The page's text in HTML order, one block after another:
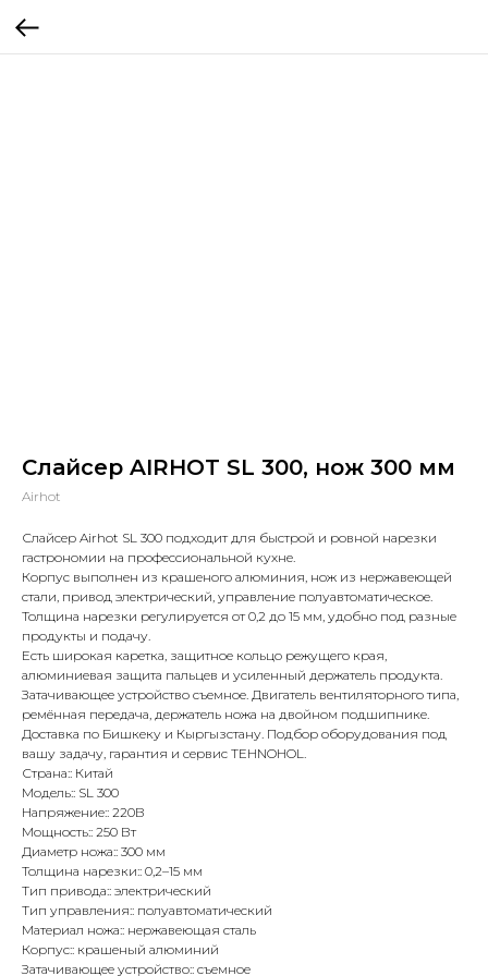
Слайсер AIRHOT SL 300, нож 300 мм
Airhot
Слайсер Airhot SL 300 подходит для быстрой и ровной нарезки
гастрономии на профессиональной кухне.
Корпус выполнен из крашеного алюминия, нож из нержавеющей
стали, привод электрический, управление полуавтоматическое.
Толщина нарезки регулируется от 0,2 до 15 мм, удобно под разные
продукты и подачу.
Есть широкая каретка, защитное кольцо режущего края,
алюминиевая защита пальцев и усиленный держатель продукта.
Затачивающее устройство съемное. Двигатель вентиляторного типа,
ремённая передача, держатель ножа на двойном подшипнике.
Доставка по Бишкеку и Кыргызстану. Подбор оборудования под
вашу задачу, гарантия и сервис TEHNOHOL.
Страна:: Китай
Модель:: SL 300
Напряжение:: 220В
Мощность:: 250 Вт
Диаметр ножа:: 300 мм
Толщина нарезки:: 0,2–15 мм
Тип привода:: электрический
Тип управления:: полуавтоматический
Материал ножа:: нержавеющая сталь
Корпус:: крашеный алюминий
Затачивающее устройство:: съемное